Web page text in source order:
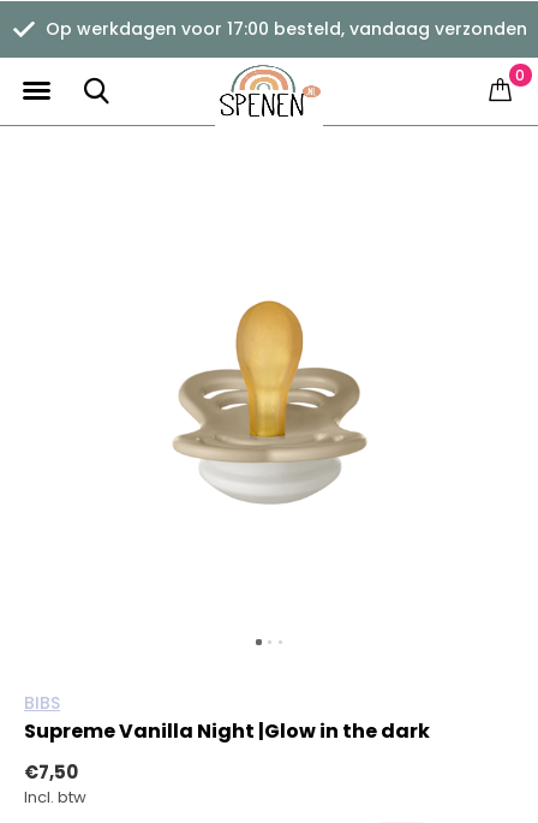
0
Verzending vanaf €1,11
BIBS
Supreme Vanilla Night |Glow in the dark
€7,50
Incl. btw